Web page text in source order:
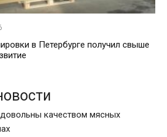
в Петербурге получил свыше
качеством мясных